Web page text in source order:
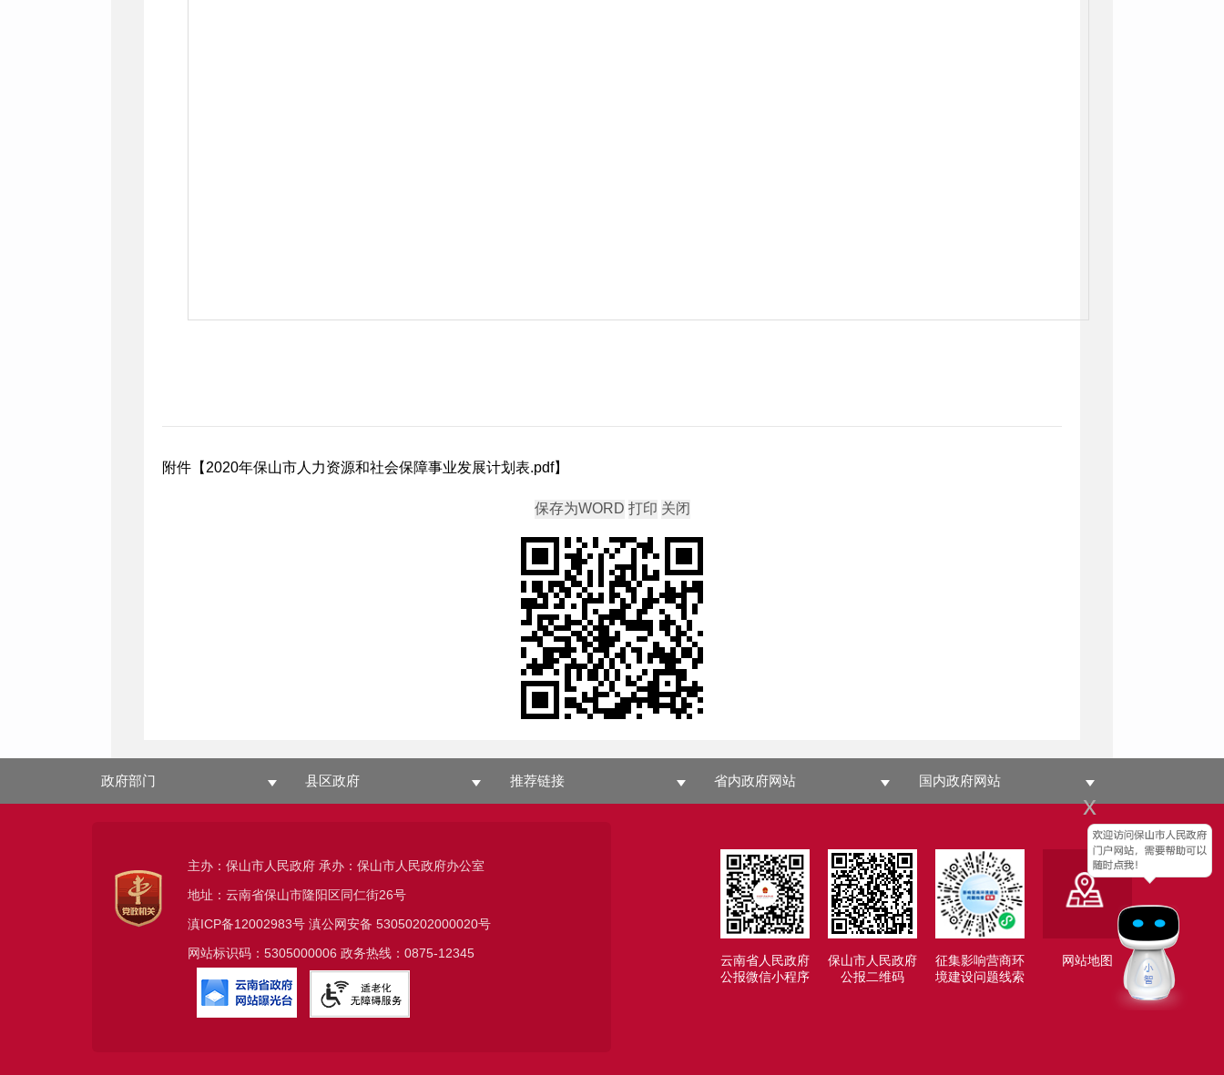
x
附件【 2020年保山市人力资源和社会保障事业发展计划表.pdf】
政府部门 县区政府 推荐链接 省内政府网站 国内政府网站
云南省人民政府
公报微信小程序
保山市人民政府
公报二维码
征集影响营商环
境建设问题线索
网站地图
主办：保山市人民政府 承办：保山市人民政府办公室
地址：云南省保山市隆阳区同仁街26号
滇ICP备12002983号滇公网安备 53050202000020号
网站标识码：5305000006 政务热线：0875-12345